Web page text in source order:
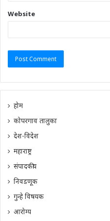
Website
होम
कोपरगाव तालुका
देश-विदेश
महाराष्ट्र
संपादकीय
निवडणूक
गुन्हे विषयक
आरोग्य